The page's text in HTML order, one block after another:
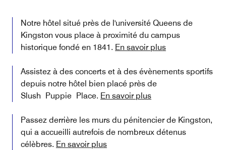
Notre hôtel situé près de l'université Queens de
Kingston vous place à proximité du campus
historique fondé en 1841. En savoir plus
Assistez à des concerts et à des évènements sportifs
depuis notre hôtel bien placé près de
Slush Puppie Place. En savoir plus
Passez derrière les murs du pénitencier de Kingston,
qui a accueilli autrefois de nombreux détenus
célèbres. En savoir plus